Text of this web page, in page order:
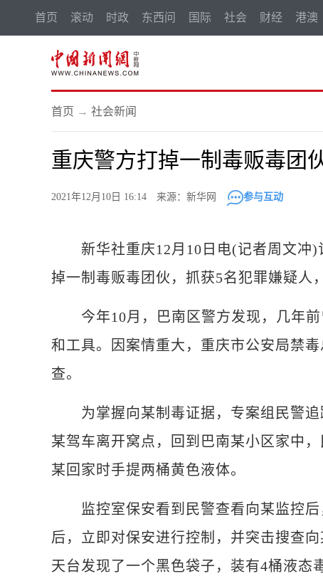
首页 滚动 时政 东西问 国际 社会 财经 港澳
首页 → 社会新闻
重庆警方打掉一制毒贩毒团
2021年12月10日 16:14 来源：新华网 参与互动
新华社重庆12月10日电(记者周文冲)
掉一制毒贩毒团伙，抓获5名犯罪嫌疑人
今年10月，巴南区警方发现，几年前
和工具。因案情重大，重庆市公安局禁
查。
为掌握向某制毒证据，专案组民警追
某驾车离开窝点，回到巴南某小区家中
某回家时手提两桶黄色液体。
监控室保安看到民警查看向某监控后
后，立即对保安进行控制，并突击搜查
天台发现了一个黑色袋子，装有4桶液态